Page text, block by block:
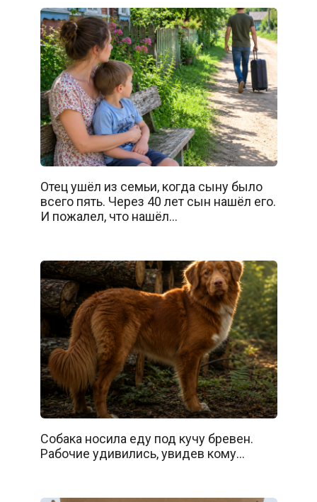
Отец ушёл из семьи, когда сыну было
всего пять. Через 40 лет сын нашёл его.
И пожалел, что нашёл…
Собака носила еду под кучу бревен.
Рабочие удивились, увидев кому…